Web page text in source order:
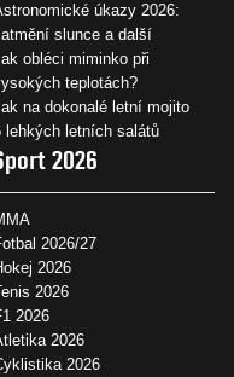
úkazy 2026:
slunce a další
obléci miminko při
teplotách?
na dokonalé letní mojito
lehkých letních salátů
2026
2026/27
2026
2026
2026
2026
2026